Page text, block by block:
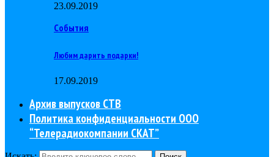
23.09.2019
События
Любим дарить подарки!
17.09.2019
Архив выпусков СТВ
Политика конфиденциальности ООО
“Телерадиокомпании СКАТ”